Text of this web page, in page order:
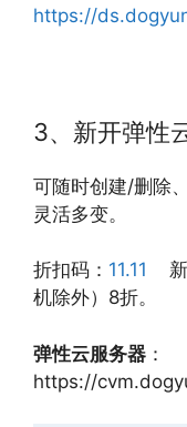
https://
3、新开弹性
可随时创建/删除
灵活多变。
折扣码： 11.11 新
机除外）8折。
弹性云服务器 ：
https://